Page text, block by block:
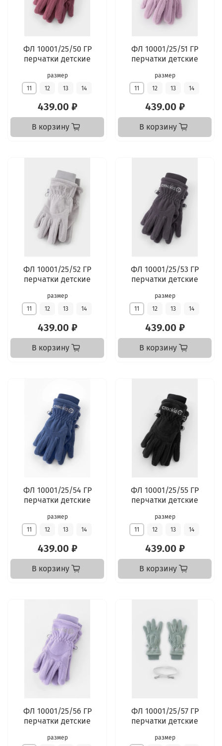
ФЛ 10001/25/50 ГР
перчатки детские
размер
11
12 13 14
439.00 ₽
В корзину
ФЛ 10001/25/51 ГР
перчатки детские
размер
11
12 13 14
439.00 ₽
В корзину
ФЛ 10001/25/52 ГР
перчатки детские
размер
11
12 13 14
439.00 ₽
В корзину
ФЛ 10001/25/53 ГР
перчатки детские
размер
11
12 13 14
439.00 ₽
В корзину
ФЛ 10001/25/54 ГР
перчатки детские
размер
11
12 13 14
439.00 ₽
В корзину
ФЛ 10001/25/55 ГР
перчатки детские
размер
11
12 13 14
439.00 ₽
В корзину
ФЛ 10001/25/56 ГР
перчатки детские
размер
ФЛ 10001/25/57 ГР
перчатки детские
размер